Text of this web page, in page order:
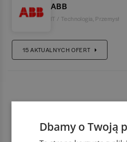
ABB
IT / Technologia Przemysł
15AKTUALNYCH OFERT
Dbamy o Twoją